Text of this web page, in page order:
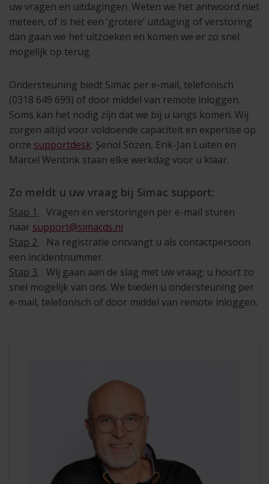
uw vragen en uitdagingen. Weten we het antwoord niet
meteen, of is het een ‘grotere’ uitdaging of verstoring
dan gaan we het uitzoeken en komen we er zo snel
mogelijk op terug.
Ondersteuning biedt Simac per e-mail, telefonisch
(0318 649 699) of door middel van remote inloggen.
Soms kan het nodig zijn dat we bij u langs komen. Wij
zorgen altijd voor voldoende capaciteit en expertise op
onze supportdesk. Şenol Sözen, Erik-Jan Luiten en
Marcel Wentink staan elke werkdag voor u klaar.
Zo meldt u uw vraag bij Simac support:
Stap 1. Vragen en verstoringen per e-mail sturen
naar support@simacds.nl
Stap 2. Na registratie ontvangt u als contactpersoon
een incidentnummer.
Stap 3. Wij gaan aan de slag met uw vraag; u hoort zo
snel mogelijk van ons. We bieden u ondersteuning per
e-mail, telefonisch of door middel van remote inloggen.